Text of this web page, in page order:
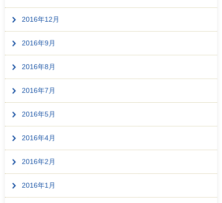
2016年12月
2016年9月
2016年8月
2016年7月
2016年5月
2016年4月
2016年2月
2016年1月